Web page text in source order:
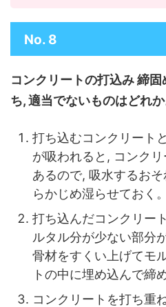
No. 8
コンクリートの打込み 締
ち, 適当でないものはどれか
打ち込むコンクリート
が吸われると, コンク
あるので, 吸水するお
らかじめ湿らせておく。
打ち込んだコンクリー
ルタル分が少ない部分
骨材をすくい上げてモ
トの中に埋め込んで締
コンクリートを打ち重